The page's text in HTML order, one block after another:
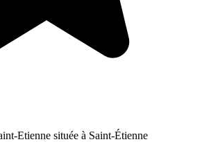
Etienne située à Saint-Étienne